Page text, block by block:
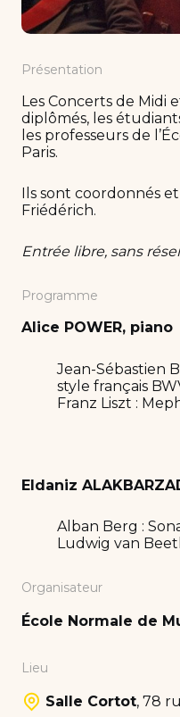
Présentation
Les Concerts de Midi
diplômés, les
les professeurs de
Paris.
Ils sont coordonnés
Friédérich.
Entrée libre, sans
Programme
Alice POWER, piano
Jean-Sébastien
style français
Franz Liszt :
Eldaniz
Alban Berg :
Ludwig van
Organisateur
École Normale de
Lieu
Salle Cortot, 78